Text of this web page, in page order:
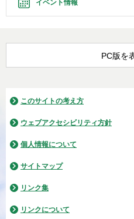
イベント情報
PC版を
このサイトの考え方
ウェブアクセシビリティ方針
個人情報について
サイトマップ
リンク集
リンクについて